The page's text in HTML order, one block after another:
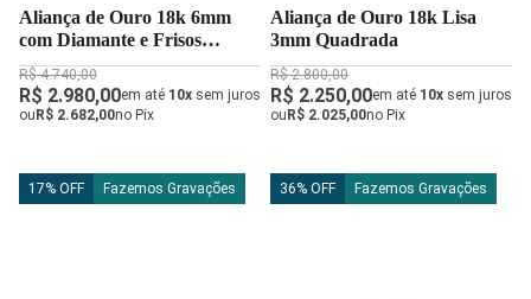
Aliança de Ouro 18k 6mm
com Diamante e Frisos
Laterais
R$ 4.740,00
R$ 2.980,00em até 10x sem juros
ouR$ 2.682,00no Pix
Aliança de Ouro 18k Lisa
3mm Quadrada
R$ 2.800,00
R$ 2.250,00em até 10x sem juros
ouR$ 2.025,00no Pix
17% OFF Fazemos Gravações 36% OFF Fazemos Gravações